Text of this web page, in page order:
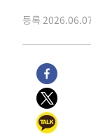
색
-28983초 전 >[
상
-28776초 전 >[
-28048초 전 >
-25609초 전 >
-24176초 전 >
-24159초 전 >
등록